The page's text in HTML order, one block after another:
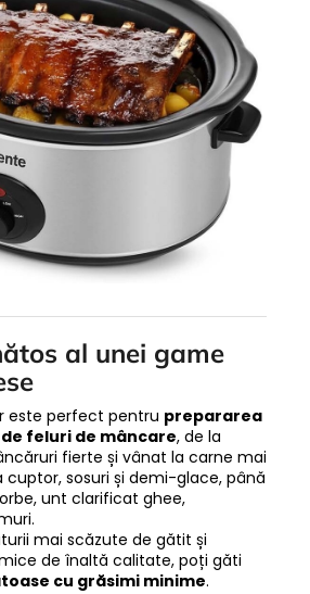
al unei game
este perfect pentru prepararea
feluri de mâncare, de la
fierte și vânat la carne mai
cuptor, sosuri și demi-glace, până
unt clarificat ghee,
mai scăzute de gătit și
de înaltă calitate, poți găti
cu grăsimi minime.